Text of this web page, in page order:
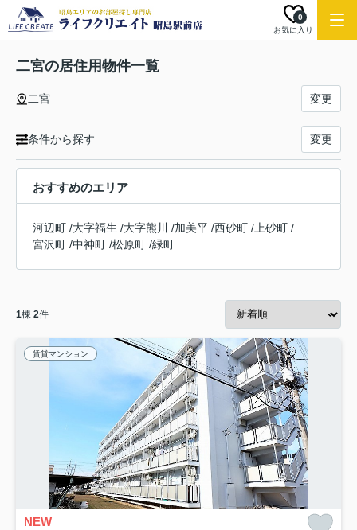
お気に入り
0
二宮の居住用物件一覧
二宮 変更
条件から探す 変更
おすすめのエリア
河辺町 /大字福生 /大字熊川 /加美平 /西砂町 / 上砂町 /
宮沢町 /中神町 /松原町 /緑町
1棟 2件
賃貸マンション
NEW